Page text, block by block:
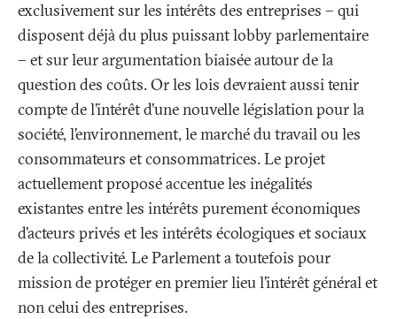
exclusivement sur les intérêts des entreprises – qui
disposent déjà du plus puissant lobby parlementaire
– et sur leur argumentation biaisée autour de la
question des coûts. Or les lois devraient aussi tenir
compte de l’intérêt d’une nouvelle législation pour la
société, l’environnement, le marché du travail ou les
consommateurs et consommatrices. Le projet
actuellement proposé accentue les inégalités
existantes entre les intérêts purement économiques
d’acteurs privés et les intérêts écologiques et sociaux
de la collectivité. Le Parlement a toutefois pour
mission de protéger en premier lieu l’intérêt général et
non celui des entreprises.